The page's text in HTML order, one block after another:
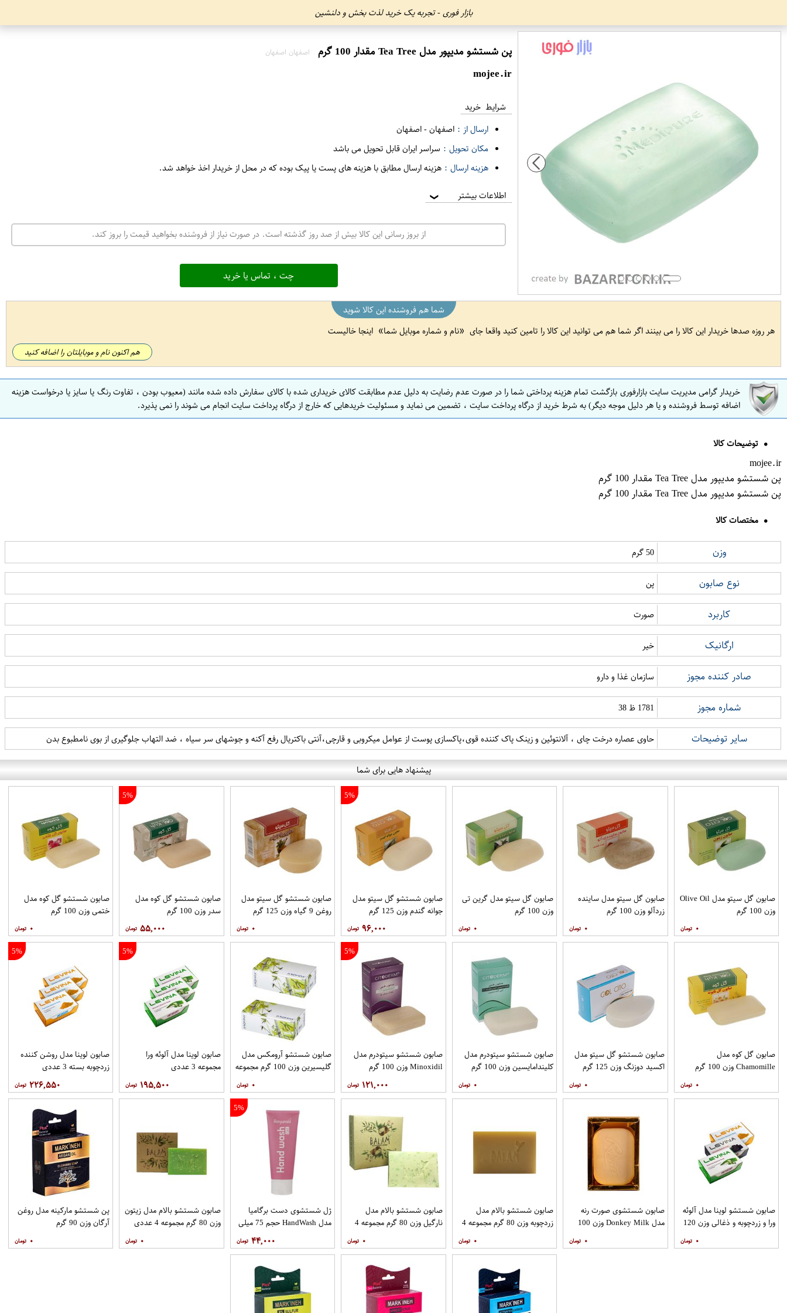
بازار فوری - تجربه یک خرید لذت بخش و دلنشین
پن شستشو مدیپور مدل Tea Tree مقدار 100 گرم اصفهان اصفهان
mojee.ir
شرایط خرید
ارسال از : اصفهان-اصفهان
مکان تحویل : سراسر ایران قابل تحویل می باشد
هزینه ارسال : هزینه ارسال مطابق با هزینه های پست یا پیک بوده که در محل از خریدار اخذ خواهد شد.
اطلاعات بیشتر ❯
از بروز رسانی این کالا بیش از صد روز گذشته است. در صورت نیاز از فروشنده بخواهید قیمت را بروز کند.
چت ، تماس یا خرید
شما هم فروشنده این کالا شوید
هر روزه صدها خریدار این کالا را می بینند اگر شما هم می توانید این کالا را تامین کنید واقعا جای
نام و شماره موبایل شما اینجا خالیست
هم اکنون نام و موبایلتان را اضافه کنید
خریدار گرامی مدیریت سایت بازارفوری بازگشت تمام هزینه پرداختی شما را در صورت عدم رضایت به دلیل عدم مطابقت کالای خریداری شده با کالای سفارش داده شده مانند (معیوب بودن ، تفاوت رنگ یا سایز یا درخواست هزینه
اضافه توسط فروشنده و یا هر دلیل موجه دیگر) به شرط خرید از درگاه پرداخت سایت ، تضمین می نماید و مسئولیت خریدهایی که خارج از درگاه پرداخت سایت انجام می شوند را نمی پذیرد.
توضیحات کالا
mojee.ir
پن شستشو مدیپور مدل Tea Tree مقدار 100 گرم
پن شستشو مدیپور مدل Tea Tree مقدار 100 گرم
مختصات کالا
وزن 50 گرم
نوع صابون پن
کاربرد صورت
ارگانیک خیر
صادر کننده مجوز سازمان غذا و دارو
شماره مجوز 1781 ظ 38
سایر توضیحات حاوی عصاره درخت چای ، آلانتوئین و زینک پاک کننده قوی،پاکسازی پوست از عوامل میکروبی و قارچی،آنتی باکتریال رفع آکنه و جوشهای سر سیاه ، ضد التهاب جلوگیری از بوی نامطبوع بدن
پیشنهاد هایی برای شما
صابون گل سیتو مدل Olive Oil
وزن 100 گرم
۰
صابون گل سیتو مدل ساینده
زردآلو وزن 100 گرم
۰
صابون گل سیتو مدل گرین تی
وزن 100 گرم
۰
5%
صابون شستشو گل سیتو مدل
جوانه گندم وزن 125 گرم
۹۶,۰۰۰
صابون شستشو گل سیتو مدل
روغن 9 گیاه وزن 125 گرم
۰
5%
صابون شستشو گل کوه مدل
سدر وزن 100 گرم
۵۵,۰۰۰
صابون شستشو گل کوه مدل
ختمی وزن 100 گرم
۰
صابون گل کوه مدل
Chamomille وزن 100 گرم
۰
صابون شستشو گل سیتو مدل
اکسید دوزنگ وزن 125 گرم
۰
صابون شستشو سیتودرم مدل
کلیندامایسین وزن 100 گرم
۰
5%
صابون شستشو سیتودرم مدل
Minoxidil وزن 100 گرم
۱۲۱,۰۰۰
صابون شستشو آرومکس مدل
گلیسیرین وزن 100 گرم مجموعه
۰
5%
صابون لوینا مدل آلوئه ورا
مجموعه 3 عددی
۱۹۵,۵۰۰
5%
صابون لوینا مدل روشن کننده
زردچوبه بسته 3 عددی
۲۲۶,۵۵۰
صابون شستشو لوینا مدل آلوئه
ورا و زردچوبه و ذغالی وزن 120
۰
صابون شستشوی صورت رنه
مدل Donkey Milk وزن 100
۰
صابون شستشو بالام مدل
زردچوبه وزن 80 گرم مجموعه 4
۰
صابون شستشو بالام مدل
نارگیل وزن 80 گرم مجموعه 4
۰
5%
ژل شستشوی دست برگامیا
مدل HandWash حجم 75 میلی
۴۴,۰۰۰
صابون شستشو بالام مدل زیتون
وزن 80 گرم مجموعه 4 عددی
۰
پن شستشو مارکینه مدل روغن
آرگان وزن 90 گرم
۰